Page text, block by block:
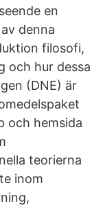
en
denna
filosofi,
och hur dessa
(DNE) är
och hemsida
teorierna
inom